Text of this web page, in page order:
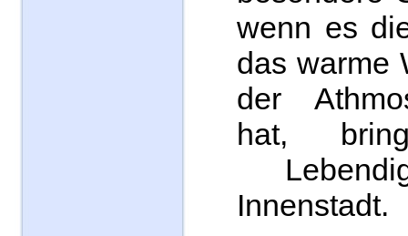
wenn es
das warme
der
hat,
Innenstadt.